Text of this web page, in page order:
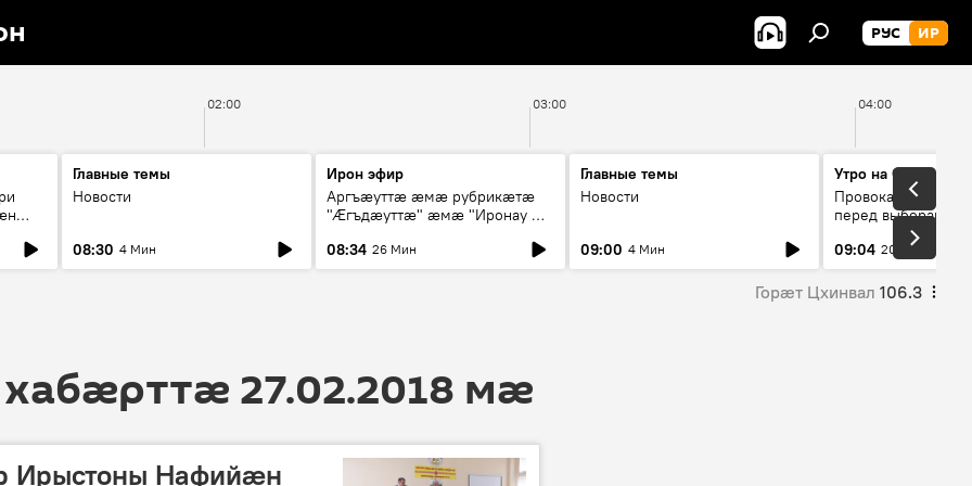
РУС ИР
02:00 03:00 04:00
Главные темы
Новости
08:30 4 Мин
Ирон эфир
Аргъæуттæ æмæ рубрикæтæ
"Æгъдæуттæ" æмæ "Иронау æй
08:34 26 Мин
Главные темы
Новости
09:00 4 Мин
Утро на Спутнике
Провокации со
перед выборами в
09:04 20 Мин
Горӕт Цхинвал 106.3
27.02.2018 мӕ
Ирыстоны Нафийæн